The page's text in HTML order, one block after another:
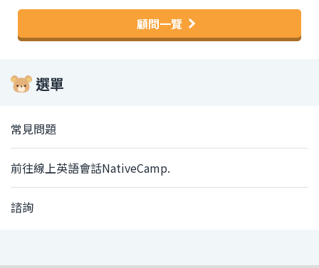
顧問一覽
選單
常見問題
前往線上英語會話NativeCamp.
諮詢